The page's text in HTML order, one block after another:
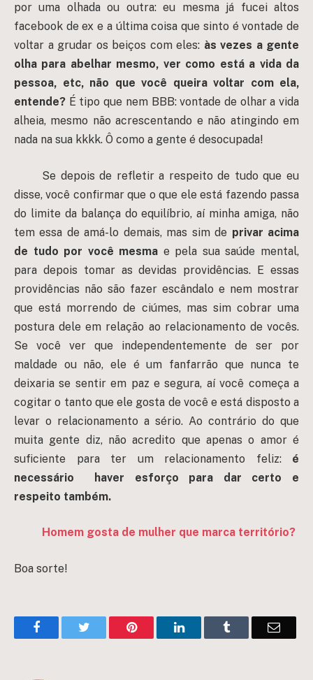
por uma olhada ou outra: eu mesma já fucei altos
facebook de ex e a última coisa que sinto é vontade de
voltar a grudar os beiços com eles: às vezes a gente
olha para abelhar mesmo, ver como está a vida da
pessoa, etc, não que você queira voltar com ela,
entende? É tipo que nem BBB: vontade de olhar a vida
alheia, mesmo não acrescentando e não atingindo em
nada na sua kkkk. Ô como a gente é desocupada!
Se depois de refletir a respeito de tudo que eu
disse, você confirmar que o que ele está fazendo passa
do limite da balança do equilíbrio, aí minha amiga, não
tem essa de amá-lo demais, mas sim de privar acima
de tudo por você mesma e pela sua saúde mental,
para depois tomar as devidas providências. E essas
providências não são fazer escândalo e nem mostrar
que está morrendo de ciúmes, mas sim cobrar uma
postura dele em relação ao relacionamento de vocês.
Se você ver que independentemente de ser por
maldade ou não, ele é um fanfarrão que nunca te
deixaria se sentir em paz e segura, aí você começa a
cogitar o tanto que ele gosta de você e está disposto a
levar o relacionamento a sério. Ao contrário do que
muita gente diz, não acredito que apenas o amor é
suficiente para ter um relacionamento feliz:é
necessário haver esforço para dar certo e
respeito também.
Homem gosta de mulher que marca território?
Boa sorte!
FacebookTwitter Pinterest LinkedInTumblr Email